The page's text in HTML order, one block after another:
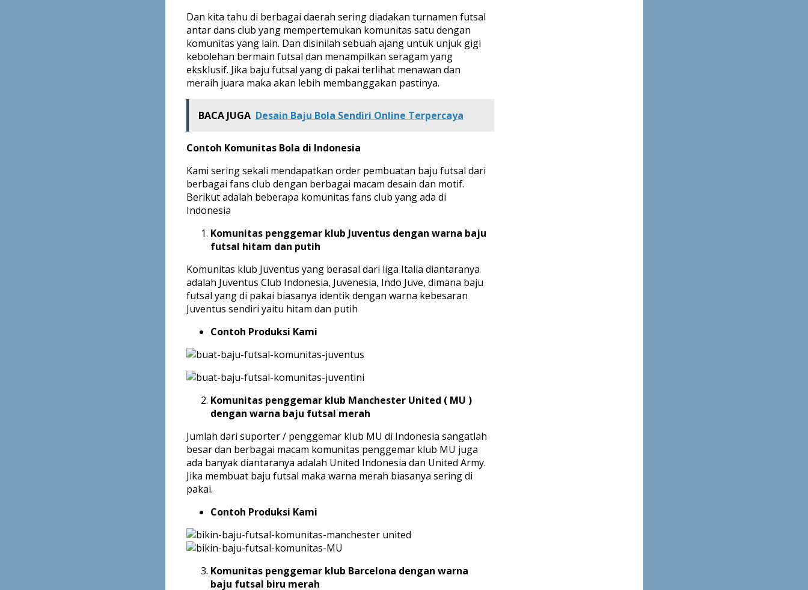
Dan kita tahu di berbagai daerah sering diadakan turnamen futsal
antar dans club yang mempertemukan komunitas satu dengan
komunitas yang lain. Dan disinilah sebuah ajang untuk unjuk gigi
kebolehan bermain futsal dan menampilkan seragam yang
eksklusif. Jika baju futsal yang di pakai terlihat menawan dan
meraih juara maka akan lebih membanggakan pastinya.
BACA JUGA Desain Baju Bola Sendiri Online Terpercaya
Contoh Komunitas Bola di Indonesia
Kami sering sekali mendapatkan order pembuatan baju futsal dari
berbagai fans club dengan berbagai macam desain dan motif.
Berikut adalah beberapa komunitas fans club yang ada di
Indonesia
Komunitas penggemar klub Juventus dengan warna baju
futsal hitam dan putih
Komunitas klub Juventus yang berasal dari liga Italia diantaranya
adalah Juventus Club Indonesia, Juvenesia, Indo Juve, dimana baju
futsal yang di pakai biasanya identik dengan warna kebesaran
Juventus sendiri yaitu hitam dan putih
Contoh Produksi Kami
Komunitas penggemar klub Manchester United ( MU )
dengan warna baju futsal merah
Jumlah dari suporter / penggemar klub MU di Indonesia sangatlah
besar dan berbagai macam komunitas penggemar klub MU juga
ada banyak diantaranya adalah United Indonesia dan United Army.
Jika membuat baju futsal maka warna merah biasanya sering di
pakai.
Contoh Produksi Kami
Komunitas penggemar klub Barcelona dengan warna
baju futsal biru merah